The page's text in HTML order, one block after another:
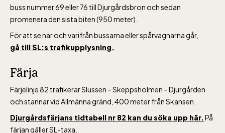
buss nummer 69 eller 76 till Djurgårdsbron och sedan
promenera den sista biten (950 meter).
För att se när och varifrån bussarna eller spårvagnarna går,
gå till SL:s trafikupplysning.
Färja
Färjelinje 82 trafikerar Slussen – Skeppsholmen – Djurgården
och stannar vid Allmänna gränd, 400 meter från Skansen.
Djurgårdsfärjans tidtabell nr 82 kan du söka upp här.På
färjan gäller SL-taxa.